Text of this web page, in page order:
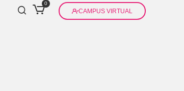
0
CAMPUS VIRTUAL